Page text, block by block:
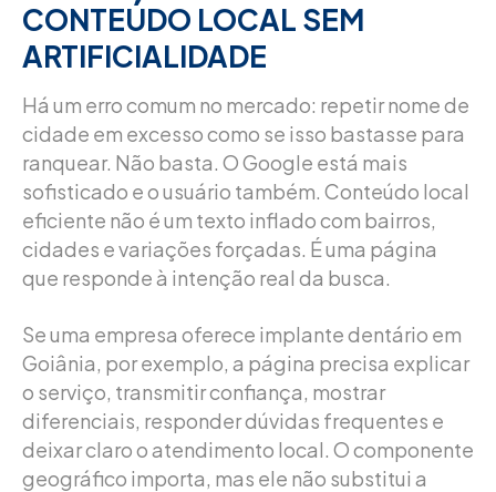
CONTEÚDO LOCAL SEM
ARTIFICIALIDADE
Há um erro comum no mercado: repetir nome de
cidade em excesso como se isso bastasse para
ranquear. Não basta. O Google está mais
sofisticado e o usuário também. Conteúdo local
eficiente não é um texto inflado com bairros,
cidades e variações forçadas. É uma página
que responde à intenção real da busca.
Se uma empresa oferece implante dentário em
Goiânia, por exemplo, a página precisa explicar
o serviço, transmitir confiança, mostrar
diferenciais, responder dúvidas frequentes e
deixar claro o atendimento local. O componente
geográfico importa, mas ele não substitui a